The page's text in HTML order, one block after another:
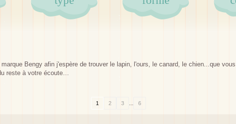
Bengy afin j'espère de trouver le lapin, l'ours, le canard, le chien...que
reste à votre écoute…
1 2 3 ... 6